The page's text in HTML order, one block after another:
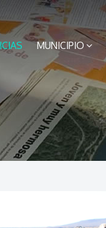
MUNICIPIO